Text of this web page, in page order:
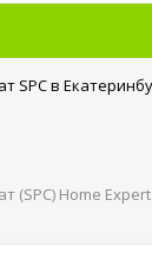
SPC в
(SPC) Home